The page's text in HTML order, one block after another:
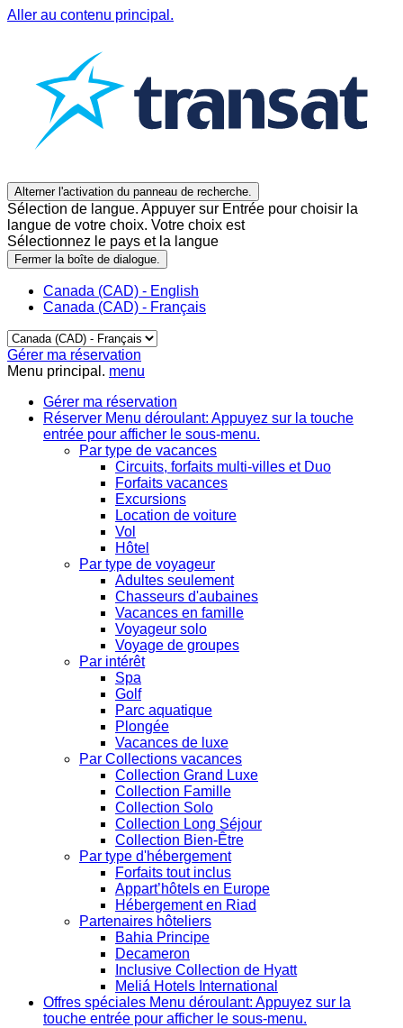
Aller au contenu principal.
Alterner l'activation du panneau de recherche.
Sélection de langue. Appuyer sur Entrée pour choisir la
langue de votre choix. Votre choix est
Sélectionnez le pays et la langue
Fermer la boîte de dialogue.
Canada (CAD) - English
Canada (CAD) - Français
Gérer ma réservation
Menu principal. menu
Gérer ma réservation
Réserver Menu déroulant: Appuyez sur la touche
entrée pour afficher le sous-menu.
Par type de vacances
Circuits, forfaits multi-villes et Duo
Forfaits vacances
Excursions
Location de voiture
Vol
Hôtel
Par type de voyageur
Adultes seulement
Chasseurs d'aubaines
Vacances en famille
Voyageur solo
Voyage de groupes
Par intérêt
Spa
Golf
Parc aquatique
Plongée
Vacances de luxe
Par Collections vacances
Collection Grand Luxe
Collection Famille
Collection Solo
Collection Long Séjour
Collection Bien-Être
Par type d'hébergement
Forfaits tout inclus
Appart’hôtels en Europe
Hébergement en Riad
Partenaires hôteliers
Bahia Principe
Decameron
Inclusive Collection de Hyatt
Meliá Hotels International
Offres spéciales Menu déroulant: Appuyez sur la
touche entrée pour afficher le sous-menu.